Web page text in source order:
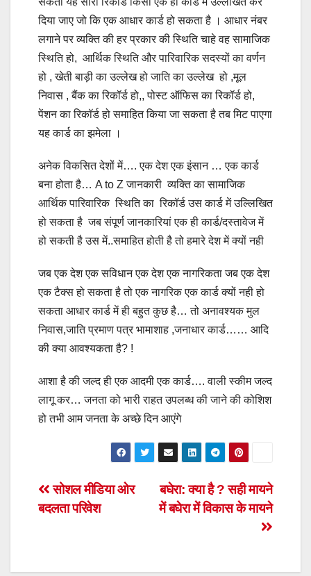
दिया जाए जो कि एक आधार कार्ड हो सकता है । आधार नंबर
लगाने पर व्यक्ति की हर प्रकार की स्थिति चाहे वह सामाजिक
स्थिति हो, आर्थिक स्थिति और पारिवारिक सदस्यों का वर्णन
हो , खेती बाड़ी का उल्लेख हो जाति का उल्लेख हो ,मूल
निवास , बैंक का रिकॉर्ड हो,, पोस्ट ऑफिस का रिकॉर्ड हो,
पेंशन का रिकॉर्ड हो समाहित किया जा सकता है तब मिट पाएगा
यह कार्ड का झमेला ।
अनेक विकसित देशों में…. एक देश एक इंसान … एक कार्ड
बना होता है… A to Z जानकारी व्यक्ति का सामाजिक
आर्थिक पारिवारिक स्थिति का रिकॉर्ड उस कार्ड में उल्लिखित
हो सकता है जब संपूर्ण जानकारियां एक ही कार्ड/दस्तावेज में
हो सकती है उस में..समाहित होती है तो हमारे देश में क्यों नही
जब एक देश एक सविधान एक देश एक नागरिकता जब एक देश
एक टैक्स हो सकता है तो एक नागरिक एक कार्ड क्यों नही हो
सकता आधार कार्ड में ही बहुत कुछ है… तो अनावश्यक मुल
निवास,जाति प्रमाण पत्र भामाशाह ,जनाधार कार्ड…… आदि
की क्या आवश्यकता है? !
आशा है की जल्द ही एक आदमी एक कार्ड…. वाली स्कीम जल्द
लागू कर… जनता को भारी राहत उपलब्ध की जाने की कोशिश
हो तभी आम जनता के अच्छे दिन आएंगे
Post
बघेरा: क्या है ? सही मायने
में बघेरा में विकास के मायने
सोशल मीडिया ओर
बदलता परिवेश